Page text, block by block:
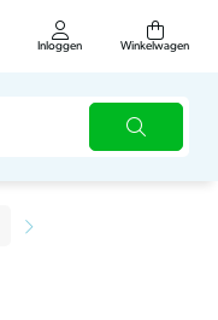
Inloggen Winkelwagen